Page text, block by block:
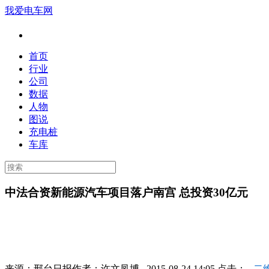
我爱电车网
首页
行业
公司
数据
人物
图说
充电桩
车库
中法合资新能源汽车项目落户南宫 总投资30亿元